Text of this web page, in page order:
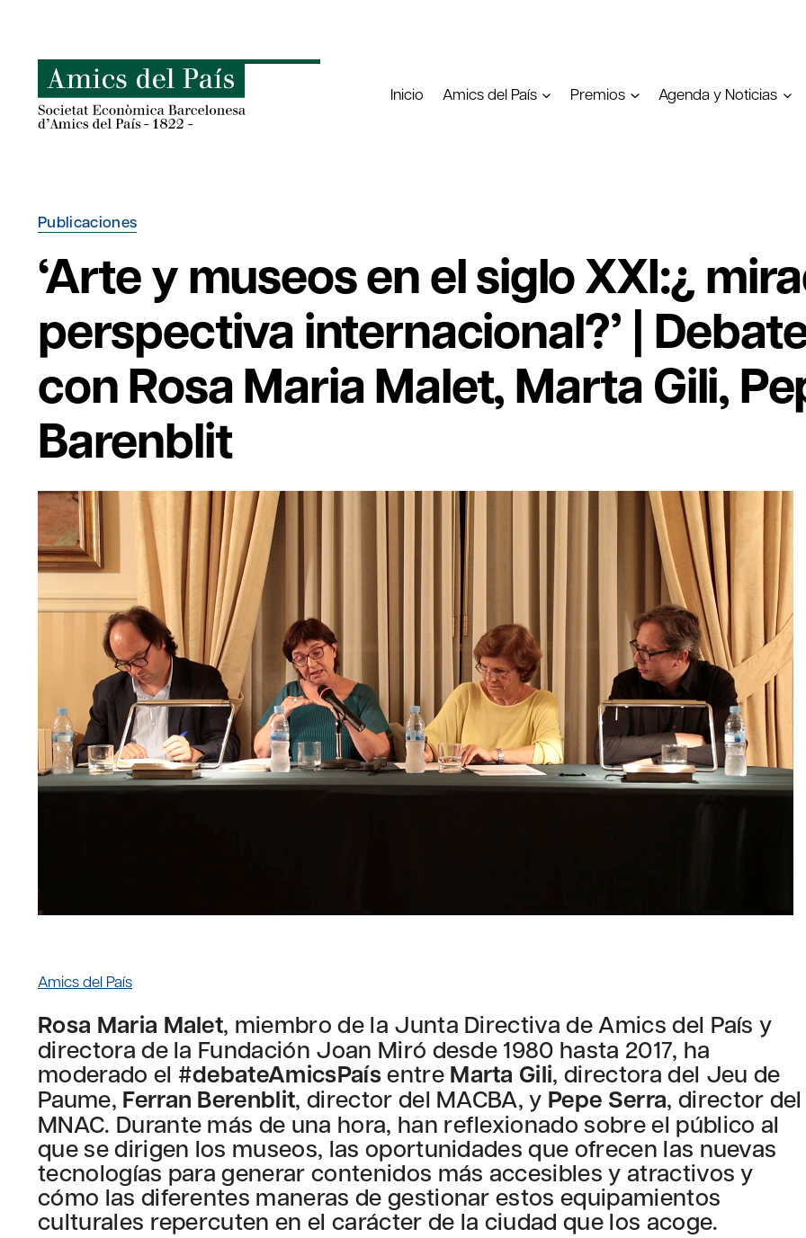
contenido
Inicio Amics del País Premios Agenda y Noticias
Publicaciones
‘Arte y museos en el siglo XXI:¿
perspectiva internacional?’ |
con Rosa Maria Malet, Marta Gili,
Barenblit
Amics del País
Rosa Maria Malet, miembro de la Junta Directiva de Amics del País y
directora de la Fundación Joan Miró desde 1980 hasta 2017, ha
moderado el #debateAmicsPaísentre Marta Gili, directora del Jeu de
Paume, Ferran Berenblit, director del MACBA, y Pepe Serra, director del
MNAC. Durante más de una hora, han reflexionado sobre el público al
que se dirigen los museos, las oportunidades que ofrecen las nuevas
tecnologías para generar contenidos más accesibles y atractivos y
cómo las diferentes maneras de gestionar estos equipamientos
culturales repercuten en el carácter de la ciudad que los acoge.